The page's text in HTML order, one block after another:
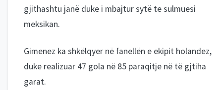
gjithashtu janë duke i mbajtur sytë te sulmuesi
meksikan.
Gimenez ka shkëlqyer në fanellën e ekipit holandez,
duke realizuar 47 gola në 85 paraqitje në të gjtiha
garat.